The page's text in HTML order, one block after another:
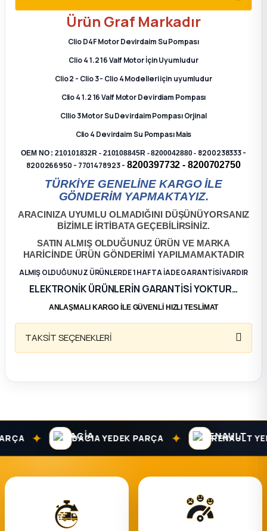
Sedan
Parça
Parça
Ürün Graf Markadır
Clio D4F Motor Devirdaim Su Pompası
Clio 4 1.2 16 Valf Motor İçin Uyumludur
Clio 2 - Clio 3 - Clio 4 Modelleri için uyumludur
Clio 4 1.2 16 Valf Motor Devirdiam Pompası
Cllio 3 Motor Su Devirdaim Pompası Orjinal
Clio 4 Devirdaim Su Pompası Mais
OEM NO : 210101832R - 210108845R - 8200042880 - 8200238333 -
8200266950 - 7701478923 - 8200397732 - 8200702750
TÜRKİYE GENELİNE KARGO İLE
GÖNDERİM YAPMAKTAYIZ.
ARACINIZA UYUMLU OLMADIĞINI DÜŞÜNÜYORSANIZ
BİZİMLE İRTİBATA GEÇEBİLİRSİNİZ.
SATIN ALMIŞ OLDUĞUNUZ ÜRÜN VE MARKA
HARİCİNDE ÜRÜN GÖNDERİMİ YAPILMAMAKTADIR
ALMIŞ OLDUĞUNUZ ÜRÜNLERDE 1 HAFTA İADE GARANTİSİ VARDIR
ELEKTRONİK ÜRÜNLERİN GARANTİSİ YOKTUR…
ANLAŞMALI KARGO İLE GÜVENLİ HIZLI TESLİMAT
TAKSİT SEÇENEKLERİ
✦ DACIA YEDEK PARÇA ✦ RENAULT